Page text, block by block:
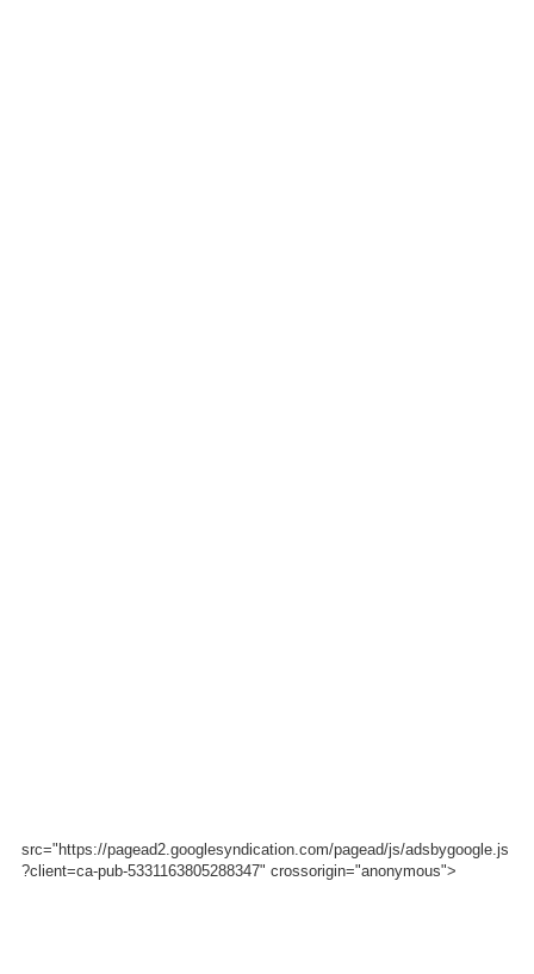
src="https://pagead2.googlesyndication.com/pagead/js/adsbygoogle.js
?client=ca-pub-5331163805288347" crossorigin="anonymous">